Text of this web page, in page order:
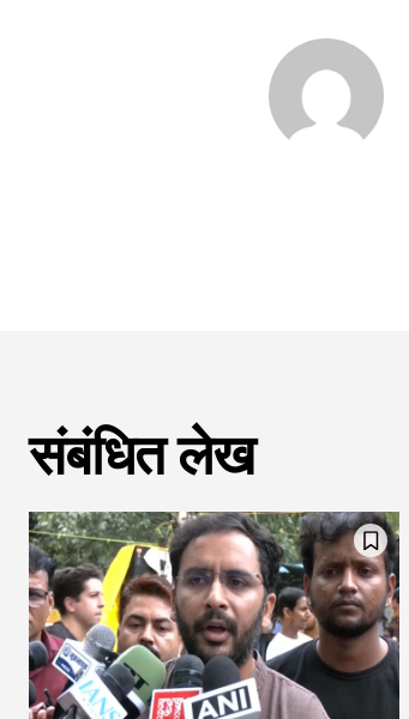
संबंधित लेख